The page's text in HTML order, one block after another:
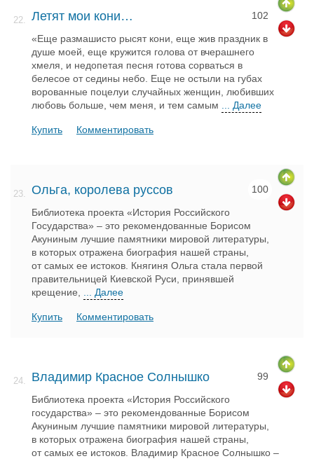
22. Летят мои кони… 102
«Еще размашисто рысят кони, еще жив праздник в
душе моей, еще кружится голова от вчерашнего
хмеля, и недопетая песня готова сорваться в
белесое от седины небо. Еще не остыли на губах
ворованные поцелуи случайных женщин, любивших
любовь больше, чем меня, и тем самым ... Далее
Купить Комментировать
23. Ольга, королева руссов 100
Библиотека проекта «История Российского
Государства» – это рекомендованные Борисом
Акуниным лучшие памятники мировой литературы,
в которых отражена биография нашей страны,
от самых ее истоков. Княгиня Ольга стала первой
правительницей Киевской Руси, принявшей
крещение, ... Далее
Купить Комментировать
24. Владимир Красное Солнышко 99
Библиотека проекта «История Российского
государства» – это рекомендованные Борисом
Акуниным лучшие памятники мировой литературы,
в которых отражена биография нашей страны,
от самых ее истоков. Владимир Красное Солнышко –